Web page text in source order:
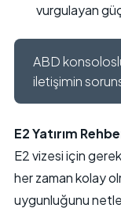
vurgulayan
ABD
iletişimin
E2 Yatırım
E2 vizesi için
her zaman kolay
uygunluğunu